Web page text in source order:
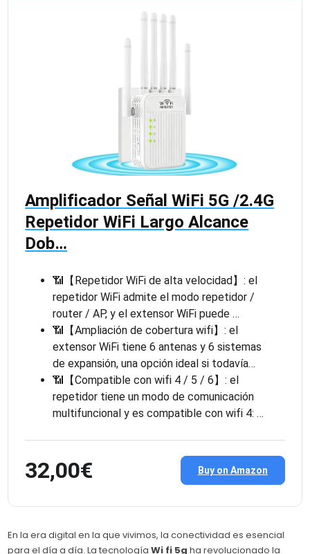
Amplificador Señal WiFi 5G /2.4G
Repetidor WiFi Largo Alcance
Dob…
📶【Repetidor WiFi de alta velocidad】: el
repetidor WiFi admite el modo repetidor /
router / AP, y el extensor WiFi puede …
📶【Ampliación de cobertura wifi】: el
extensor WiFi tiene 6 antenas y 6 sistemas
de expansión, una opción ideal si todavía…
📶【Compatible con wifi 4 / 5 / 6】: el
repetidor tiene un modo de comunicación
multifuncional y es compatible con wifi 4: …
32,00€ Buy on Amazon
En la era digital en la que vivimos, la conectividad es esencial
para el día a día. La tecnologíaWi fi 5g ha revolucionado la